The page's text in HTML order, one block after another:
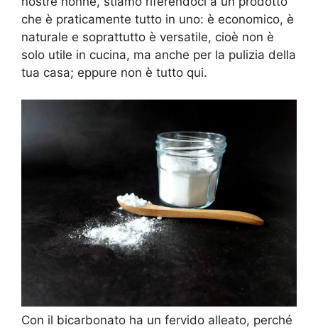
che è praticamente tutto in uno: è economico, è
naturale e soprattutto è versatile, cioè non è
solo utile in cucina, ma anche per la pulizia della
tua casa; eppure non è tutto qui.
Con il bicarbonato ha un fervido alleato, perché